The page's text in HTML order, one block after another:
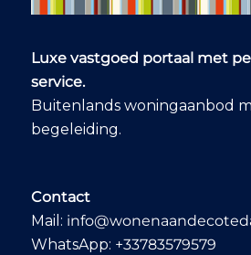
Luxe vastgoed portaal met
service.
Buitenlands woningaanbod
begeleiding.
Contact
Mail:
WhatsApp: +33783579579